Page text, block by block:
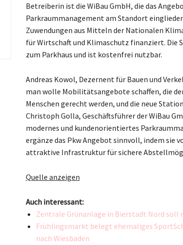
Betreiberin ist die WiBau GmbH, die das
Parkraummanagement am Standort
Zuwendungen aus Mitteln der Nationalen
für Wirtschaft und Klimaschutz finanziert.
zum Parkhaus und ist kostenfrei nutzbar.
Andreas Kowol, Dezernent für Bauen und
man wolle Mobilitätsangebote schaffen, die
Menschen gerecht werden, und die neue
Christoph Golla, Geschäftsführer der WiBau
modernes und kundenorientiertes
ergänze das Pkw Angebot sinnvoll, indem sie
attraktive Infrastruktur für sichere
Quelle anzeigen
Auch interessant:
Zentrale Grünanlage in Bierstadt Nord soll
Frühlingsmarkt belegt ehemaliges
nach Wiesbaden